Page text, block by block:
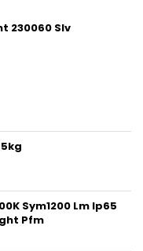
230060 Slv
Sym1200 Lm Ip65
Pfm